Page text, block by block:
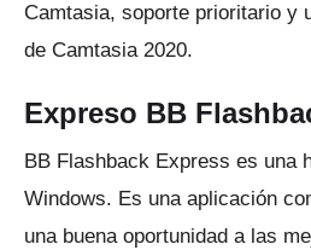
Camtasia, soporte prioritario y
de Camtasia 2020.
Expreso BB
BB Flashback Express es una
Windows. Es una aplicación
una buena oportunidad a las